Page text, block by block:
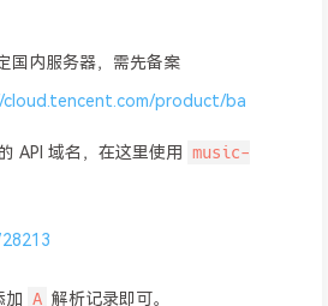
国内服务器，需先备案
product/ba
API 域名，在这里使用
music-
加 A 解析记录即可。